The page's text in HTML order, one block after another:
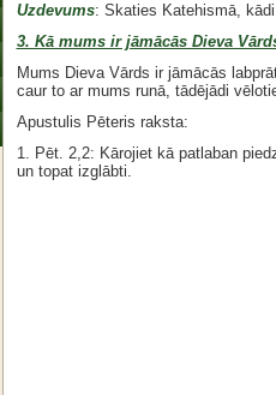
Uzdevums: Skaties Katehismā,
3. Kā mums ir jāmācās Dieva
Mums Dieva Vārds ir jāmācās
caur to ar mums runā, tādējādi
Apustulis Pēteris raksta:
1. Pēt. 2,2: Kārojiet kā patlaban
un topat izglābti.